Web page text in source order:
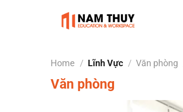
Home / Lĩnh Vực / Văn phòng
Văn phòng